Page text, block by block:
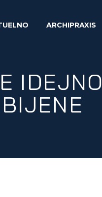
ARCHIPRAXIS
IDEJNO